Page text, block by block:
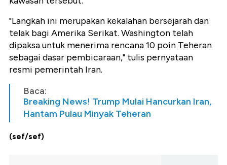
"Langkah ini merupakan kekalahan bersejarah dan
telak bagi Amerika Serikat. Washington telah
dipaksa untuk menerima rencana 10 poin Teheran
sebagai dasar pembicaraan," tulis pernyataan
resmi pemerintah Iran.
Baca:
Breaking News! Trump Mulai Hancurkan Iran,
Hantam Pulau Minyak Teheran
(sef/sef)